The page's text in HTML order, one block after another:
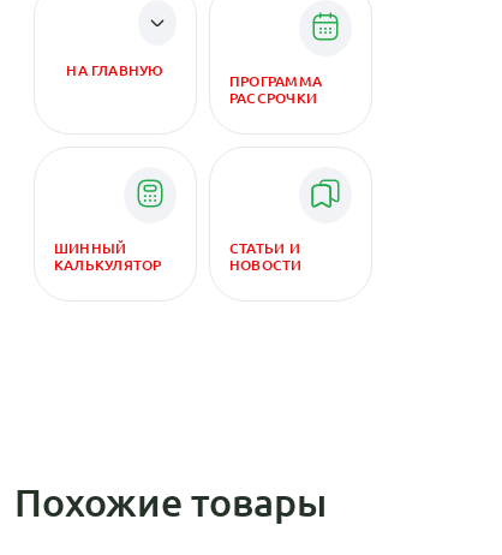
НА ГЛАВНУЮ
ПРОГРАММА
РАССРОЧКИ
ШИННЫЙ
КАЛЬКУЛЯТОР
СТАТЬИ И
НОВОСТИ
Похожие товары